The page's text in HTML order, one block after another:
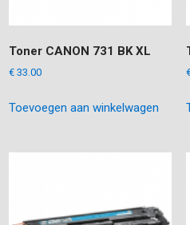
Toner CANON 731 BK XL
€ 33.00
Toevoegen aan winkelwagen